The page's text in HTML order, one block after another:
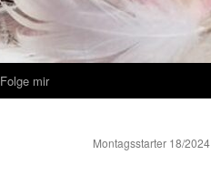
Folge mir
Montagsstarter 18/2024